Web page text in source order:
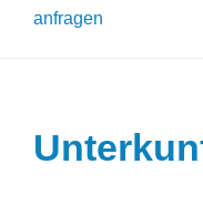
anfragen
KONTAKT